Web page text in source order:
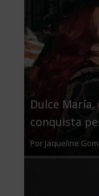
Dulce María,
conquista
Por Jaqueline